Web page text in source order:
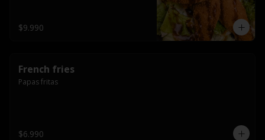
$9.990
French fries
Papas fritas
$6.990